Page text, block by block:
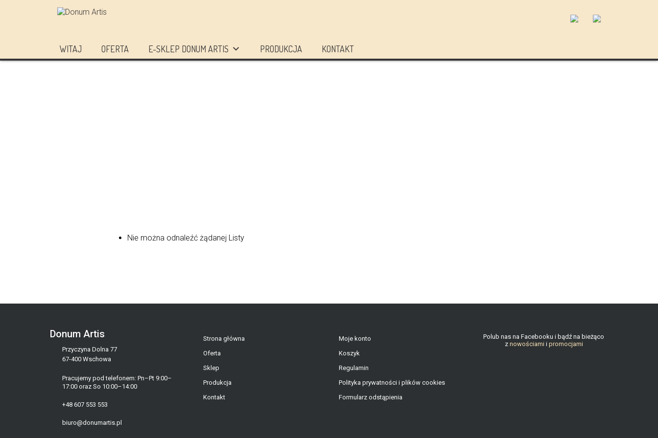
WITAJ OFERTA E-SKLEP DONUM ARTIS PRODUKCJA KONTAKT
Nie można odnaleźć żądanej Listy
Donum Artis
Przyczyna Dolna 77
67-400 Wschowa
Pracujemy pod telefonem: Pn–Pt 9:00–
17:00 oraz So 10:00–14:00
+48 607 553 553
biuro@donumartis.pl
Strona główna
Oferta
Sklep
Produkcja
Kontakt
Moje konto
Koszyk
Regulamin
Polityka prywatności i plików cookies
Formularz odstąpienia
Polub nas na Facebooku i bądź na bieżąco
z nowościamii promocjami